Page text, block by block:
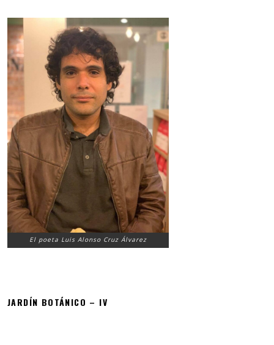
El poeta Luis Alonso Cruz Álvarez
JARDÍN BOTÁNICO – IV